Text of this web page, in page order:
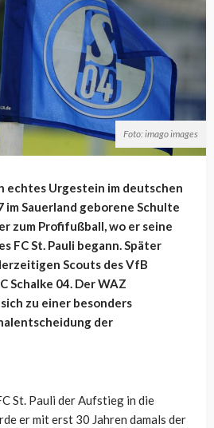
Foto: imago images
echtes Urgestein im deutschen
im Sauerland geborene Schulte
zum Profifußball, wo er seine
FC St. Pauli begann. Später
Scouts des VfB
Schalke 04. Der WAZ
zu einer besonders
der
St. Pauli der Aufstieg in die
er mit erst 30 Jahren damals der